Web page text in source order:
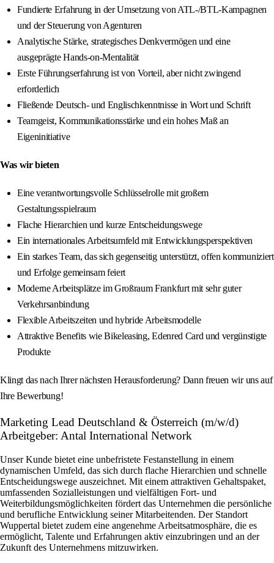
Fundierte Erfahrung in der Umsetzung von ATL-/BTL-Kampagnen
und der Steuerung von Agenturen
Analytische Stärke, strategisches Denkvermögen und eine
ausgeprägte Hands-on-Mentalität
Erste Führungserfahrung ist von Vorteil, aber nicht zwingend
erforderlich
Fließende Deutsch- und Englischkenntnisse in Wort und Schrift
Teamgeist, Kommunikationsstärke und ein hohes Maß an
Eigeninitiative
Was wir bieten
Eine verantwortungsvolle Schlüsselrolle mit großem
Gestaltungsspielraum
Flache Hierarchien und kurze Entscheidungswege
Ein internationales Arbeitsumfeld mit Entwicklungsperspektiven
Ein starkes Team, das sich gegenseitig unterstützt, offen kommuniziert
und Erfolge gemeinsam feiert
Moderne Arbeitsplätze im Großraum Frankfurt mit sehr guter
Verkehrsanbindung
Flexible Arbeitszeiten und hybride Arbeitsmodelle
Attraktive Benefits wie Bikeleasing, Edenred Card und vergünstigte
Produkte
Klingt das nach Ihrer nächsten Herausforderung? Dann freuen wir uns auf
Ihre Bewerbung!
Marketing Lead Deutschland & Österreich (m/w/d)
Arbeitgeber: Antal International Network
Unser Kunde bietet eine unbefristete Festanstellung in einem
dynamischen Umfeld, das sich durch flache Hierarchien und schnelle
Entscheidungswege auszeichnet. Mit einem attraktiven Gehaltspaket,
umfassenden Sozialleistungen und vielfältigen Fort- und
Weiterbildungsmöglichkeiten fördert das Unternehmen die persönliche
und berufliche Entwicklung seiner Mitarbeitenden. Der Standort
Wuppertal bietet zudem eine angenehme Arbeitsatmosphäre, die es
ermöglicht, Talente und Erfahrungen aktiv einzubringen und an der
Zukunft des Unternehmens mitzuwirken.